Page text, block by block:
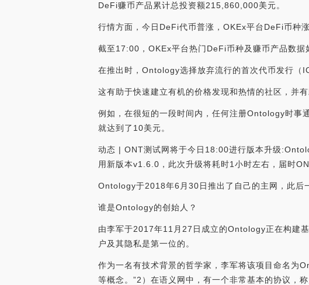
DeFi赚币产品累计总投资额215,860,000美元。
行情方面，今日DeFi代币普涨，OKEx平台DeFi币种
截至17:00，OKEx平台热门DeFi币种及赚币产品数
在推出时，Ontology选择放弃流行的首次代币发行（
这有助于快速建立有机的价格发现和热情的社区，并
例如，在很短的一段时间内，任何注册Ontology时事
就达到了10美元。
动态 | ONT测试网将于今日18:00进行版本升级
用新版本v1.6.0，此次升级将耗时1小时左右，届时
Ontology于2018年6月30日推出了自己的主网，此后
谁是Ontology的创始人？
由李军于2017年11月27日成立的Ontology正在构建
户及其隐私是第一位的。
作为一名有技术背景的哲学家，李军将该项目命名为
等概念。”2）在语义网中，有一个非常基本的协议，